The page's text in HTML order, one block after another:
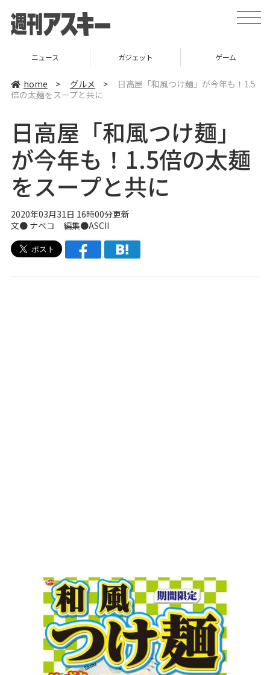
t
o
v
n
ニュース ガジェット ゲーム
home > グルメ >
日高屋「和風つけ麺」が今年も！1.5
倍の太麺をスープと共に
日高屋「和風つけ麺」
が今年も！1.5倍の太麺
をスープと共に
2020年03月31日 16時00分更新
文● ナベコ 編集●ASCII